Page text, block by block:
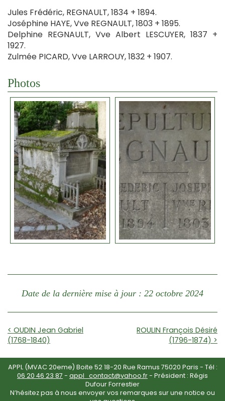
Jules Frédéric, REGNAULT, 1834 + 1894.
Joséphine HAYE, Vve REGNAULT, 1803 + 1895.
Delphine REGNAULT, Vve Albert LESCUYER, 1837 +
1927.
Zulmée PICARD, Vve LARROUY, 1832 + 1907.
Photos
Date de la dernière mise à jour : 22 octobre 2024
< OUDIN Jean Gabriel
(1768-1840)
ROULIN François Désiré
(1796-1874) >
APPL (MVAC 20eme) Boite 52 18-20 Rue Ramus 75020 Paris - Tél :
06 20 46 23 87 - appl_contact@yahoo.fr- Président : Régis
Dufour Forrestier
N’hésitez pas à nous envoyer vos remarques sur une notice ou